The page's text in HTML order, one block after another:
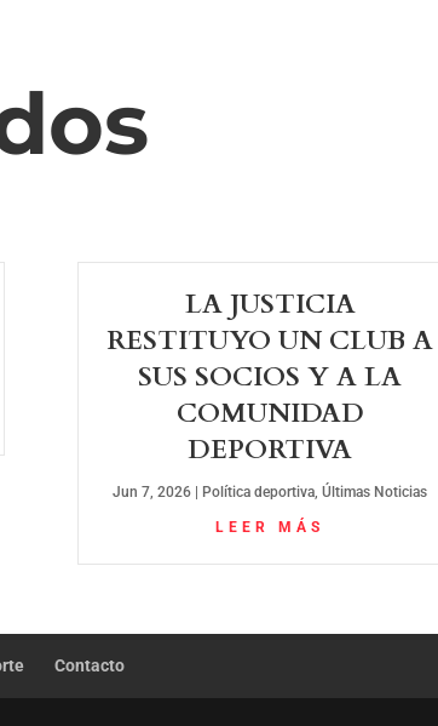
LA JUSTICIA
RESTITUYO UN CLUB A
SUS SOCIOS Y A LA
COMUNIDAD
DEPORTIVA
Jun 7, 2026 Política deportiva,Últimas Noticias
LEER MÁS
Contacto